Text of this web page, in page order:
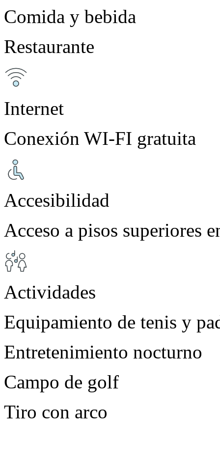
Comida y bebida
Restaurante
Internet
Conexión WI-FI gratuita
Accesibilidad
Acceso a pisos superiores
Actividades
Equipamiento de tenis y
Entretenimiento nocturno
Campo de golf
Tiro con arco